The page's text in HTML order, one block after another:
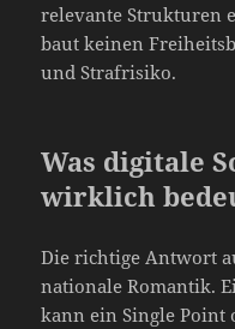
relevante Strukturen
baut keinen
und Strafrisiko.
Was digitale
wirklich
Die richtige Antwort
nationale Romantik.
kann ein Single